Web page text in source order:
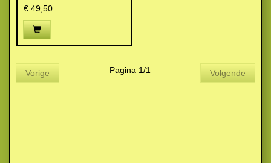
€ 49,50
Vorige Pagina 1/1 Volgende